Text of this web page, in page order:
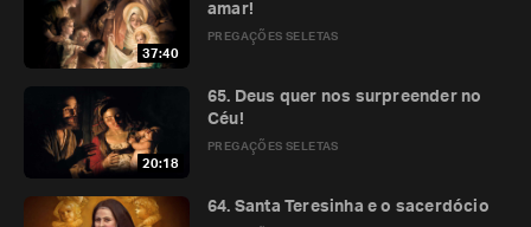
37:40
PREGAÇÕES SELETAS
amar!
20:18
PREGAÇÕES SELETAS
65. Deus quer nos surpreender no
Céu!
64. Santa Teresinha e o sacerdócio